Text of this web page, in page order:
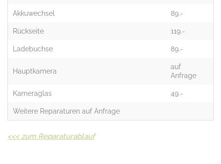
Akkuwechsel 89.-
Rückseite 119.-
Ladebuchse 89.-
Hauptkamera
auf
Anfrage
Kameraglas 49.-
Weitere Reparaturen auf Anfrage
<<< zum Reparaturablauf